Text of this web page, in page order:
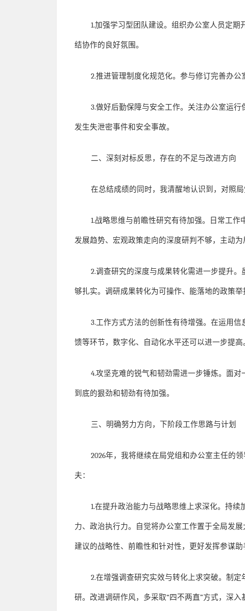
1.加强学习型团队建设。组织办公室人员定期
结协作的良好氛围。
2.推进管理制度化规范化。参与修订完善办
3.做好后勤保障与安全工作。关注办公室运
发生失泄密事件和安全事故。
二、深刻对标反思，存在的不足与改进方向
在总结成绩的同时，我清醒地认识到，对照
1.战略思维与前瞻性研究有待加强。日常工
发展趋势、宏观政策走向的深度研判不够，主动
2.调查研究的深度与成果转化需进一步提升
够扎实。调研成果转化为可操作、能落地的政策
3.工作方式方法的创新性有待增强。在运用
馈等环节，数字化、自动化水平还可以进一步提
4.攻坚克难的锐气和韧劲需进一步锤炼。面
到底的狠劲和韧劲有待加强。
三、明确努力方向，下阶段工作思路与计划
2026年，我将继续在局党组和办公室主任的
夫：
1.在提升政治能力与战略思维上求深化。持
力、政治执行力。自觉将办公室工作置于全局发
建议的战略性、前瞻性和针对性，更好发挥参谋助
2.在增强调查研究实效与转化上求突破。制
研。改进调研作风，多采取“四不两直”方式，深入